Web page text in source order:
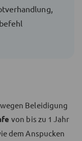
Beleidigung
von bis zu 1 Jahr
dem Anspucken